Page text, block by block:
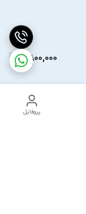
2,800,000
پروفایل